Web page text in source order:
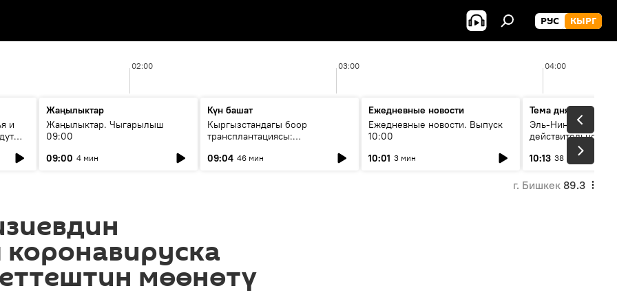
РУС КЫРГ
02:00 03:00 04:00
и
Жаңылыктар
Жаңылыктар. Чыгарылыш
09:00
09:00 4 мин
Күн башат
Кыргызстандагы боор
трансплантациясы:
келечеги
09:04 46 мин
Ежедневные новости
Ежедневные новости. Выпуск
10:00
10:01 3 мин
Тема дня
Эль-Ниньо, жара и
действительно
погоду в
10:13 38 мин
г. Бишкек 89.3
мөөнөтү